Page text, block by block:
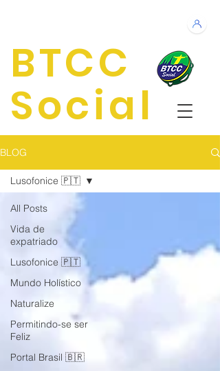
BTCC
Social
BLOG
All Posts
Vida de
expatriado
Lusofonice 🇵🇹
Mundo Holístico
Naturalize
Permitindo-se ser
Feliz
Portal Brasil 🇧🇷
Lusofonice 🇵🇹